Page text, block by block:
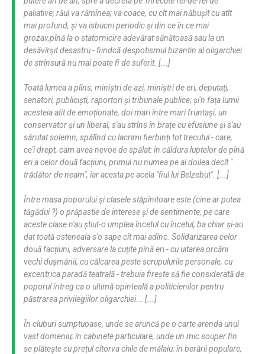
paliative; răul va rămînea; va coace, cu cît mai năbușit cu atît
mai profund, și va isbucni periodic și din ce în ce mai
grozav,pînă la o statornicire adevărat sănătoasă sau la un
desăvîrșit desastru - fiindcă despotismul bizantin al oligarchiei
de strînsură nu mai poate fi de suferit. [...]
Toată lumea a plîns, miniștri de azi, miniștri de eri, deputați,
senatori, publiciști, raportori și tribunale publice; și'n fața lumii
acesteia atît de emoționate, doi mari între mari fruntași, un
conservator și un liberal, s'au strîns în brațe cu efusiune și s'au
sărutat solemn, spălînd cu lacrimi fierbinți tot trecutul - care,
ce'i drept, cam avea nevoe de spălat: în căldura luptelor de pînă
eri a celor două facțiuni, primul nu numea pe al doilea decît "
trădător de neam", iar acesta pe acela "fiul lui Belzebut". [...]
Între masa poporului și clasele stăpînitoare este (cine ar putea
tăgădui ?) o prăpastie de interese și de sentimente, pe care
aceste clase n'au știut-o umplea încetul cu încetul, ba chiar și-au
dat toată osteneala s'o sape cît mai adînc. Solidarizarea celor
două facțiuni, adversare la cuțite pînă eri - cu uitarea orcării
vechi dușmănii, cu călcarea peste scrupulurile personale, cu
excentrica paradă teatrală - trebuia firește să fie considerată de
poporul întreg ca o ultimă opinteală a politicienilor pentru
păstrarea privilegiilor oligarchiei... [...]
În cluburi sumptuoase, unde se aruncă pe o carte arenda unui
vast domeniu; în cabinete particulare, unde un mic souper fin
se plătește cu prețul cîtorva chile de mălaiu; în berării populare,